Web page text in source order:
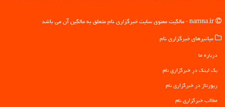
میانبرهای خبرگزاری نام
درباره ما
بک لینک در خبرگزاری نام
رپورتاژ در خبرگزاری نام
مطالب خبرگزاری نام